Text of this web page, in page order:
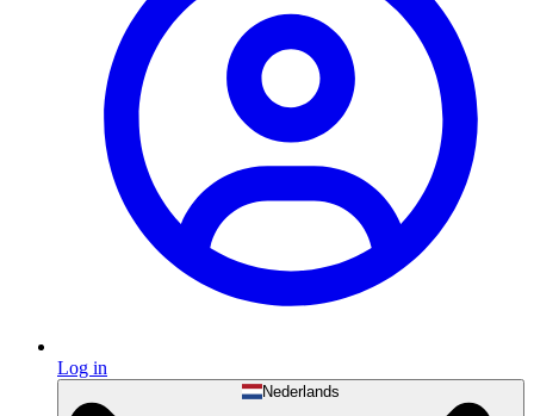
Log in
Nederlands